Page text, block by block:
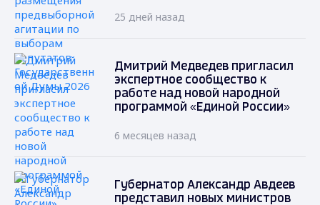
25 дней назад
Дмитрий Медведев пригласил
экспертное сообщество к
работе над новой народной
программой «Единой России»
6 месяцев назад
Губернатор Александр Авдеев
представил новых министров